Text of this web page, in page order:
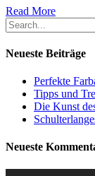
Read More
Neueste Beiträge
Perfekte
Tipps und
Die Kunst
Neueste